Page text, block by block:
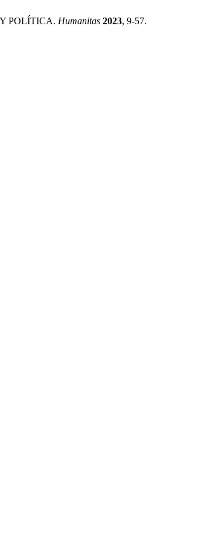
POLÍTICA. Humanitas 2023, 9-57.